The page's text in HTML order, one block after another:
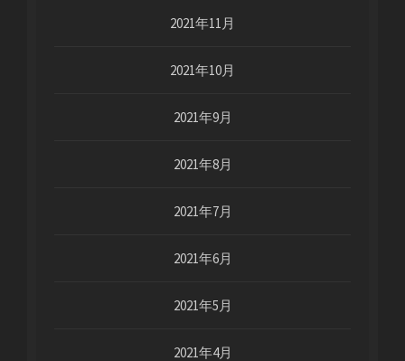
2021年11月
2021年10月
2021年9月
2021年8月
2021年7月
2021年6月
2021年5月
2021年4月